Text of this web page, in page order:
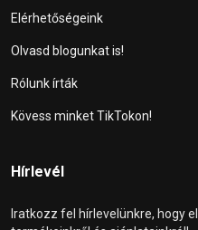
Elérhetőségeink
Olvasd blogunkat is!
Rólunk írták
Kövess minket TikTokon!
Hírlevél
Iratkozz fel hírlevelünkre, hogy